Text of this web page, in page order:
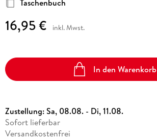
Taschenbuch
16,95 € inkl. Mwst.
In den Warenkorb
Zustellung:Sa, 08.08. - Di, 11.08.
Sofort lieferbar
Versandkostenfrei